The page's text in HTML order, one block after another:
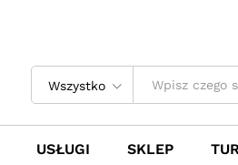
Wszystko
USŁUGI SKLEP